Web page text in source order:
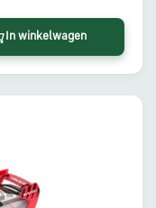
In winkelwagen